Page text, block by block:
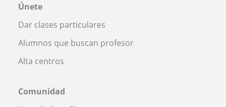
Únete
Dar clases particulares
Alumnos que buscan profesor
Alta centros
Comunidad